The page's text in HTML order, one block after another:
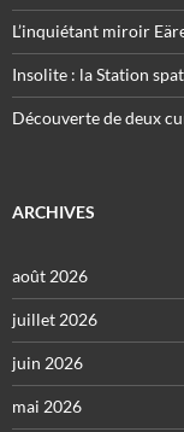
L’inquiétant miroir
Insolite : la Station
Découverte de deux
ARCHIVES
août 2026
juillet 2026
juin 2026
mai 2026